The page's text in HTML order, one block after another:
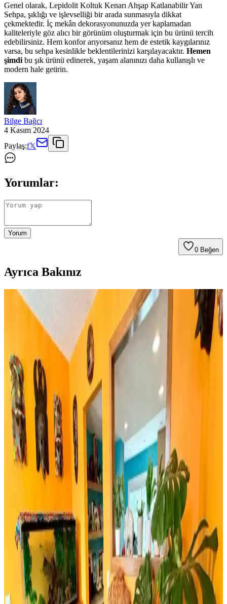
Genel olarak, Lepidolit Koltuk Kenarı Ahşap Katlanabilir Yan
Sehpa, şıklığı ve işlevselliği bir arada sunmasıyla dikkat
çekmektedir. İç mekân dekorasyonunuzda yer kaplamadan
kaliteleriyle göz alıcı bir görünüm oluşturmak için bu ürünü tercih
edebilirsiniz. Hem konfor arıyorsanız hem de estetik kaygılarınız
varsa, bu sehpa kesinlikle beklentilerinizi karşılayacaktır. Hemen
şimdi bu şık ürünü edinerek, yaşam alanınızı daha kullanışlı ve
modern hale getirin.
Bilge Bağcı
4 Kasım 2024
Paylaş:f𝕏
Yorumlar:
Yorum
0 Beğen
Ayrıca Bakınız
Huzur Party Store 5 Metre Yeşil Çam Dalı ve Işıklı
Çam Dalı Karşılaştırması
İki farklı yeşil çam dalı ürününün detaylı özellikleri, kullanıcı
yorumları ve kullanım alanları karşılaştırmasıyla yılbaşı
dekorasyonunuza en uygun seçimi yapın.
Rattan Ayakkabılık: Doğal Şıklık ve Fonksiyonellik
Sunan Dekorasyon Seçeneği
Rattan ayakkabılık, doğal malzeme kullanımı ve estetik
görünümüyle modern ve sürdürülebilir dekorasyonun vazgeçilmez
parçasıdır. Hafifliği ve dayanıklılığıyla fonksiyonel çözümler sunar.
Bambu Stor Perdeler Karşılaştırması: Evesen ve
Linadora Modellerinin Özellikleri ve Farkları
Evesen ve Linadora bambu stor perdelerinin tasarım, dayanıklılık ve
kullanım kolaylığı açısından detaylı karşılaştırması. En uygun
seçeneği belirlemenize yardımcı olur.
Bosch TSM6A011W ve Musullu Kahve Baharat
Öğütücü Karşılaştırması
Bosch TSM6A011W ve Musullu kahve ve baharat öğütücüsü
arasındaki farklar, özellikler ve kullanıcı yorumlarıyla en uygun
seçimi yapmanıza yardımcı olur.
Retro Ahşap Poster Karşılaştırması: Dışarıdan Stres
Getirmek Yasaktır ve Edebiyat Sokağı Setleri